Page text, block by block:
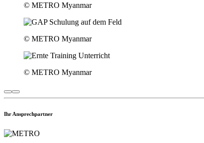
© METRO Myanmar
© METRO Myanmar
© METRO Myanmar
Ihr Ansprechpartner